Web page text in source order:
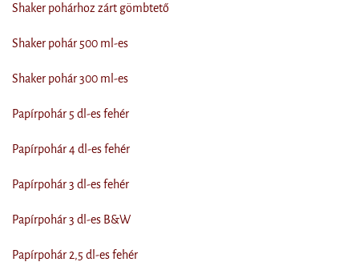
Shaker pohárhoz zárt gömbtető
Shaker pohár 500 ml-es
Shaker pohár 300 ml-es
Papírpohár 5 dl-es fehér
Papírpohár 4 dl-es fehér
Papírpohár 3 dl-es fehér
Papírpohár 3 dl-es B&W
Papírpohár 2,5 dl-es fehér